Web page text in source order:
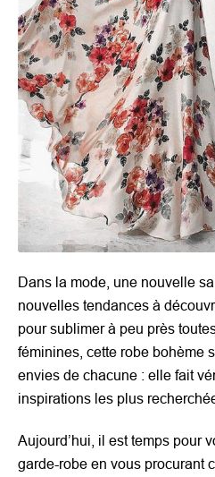
Dans la mode, une nouvelle
nouvelles tendances à
pour sublimer à peu près
féminines, cette robe bohème
envies de chacune : elle fait
inspirations les plus
Aujourd’hui, il est temps pour
garde-robe en vous procurant